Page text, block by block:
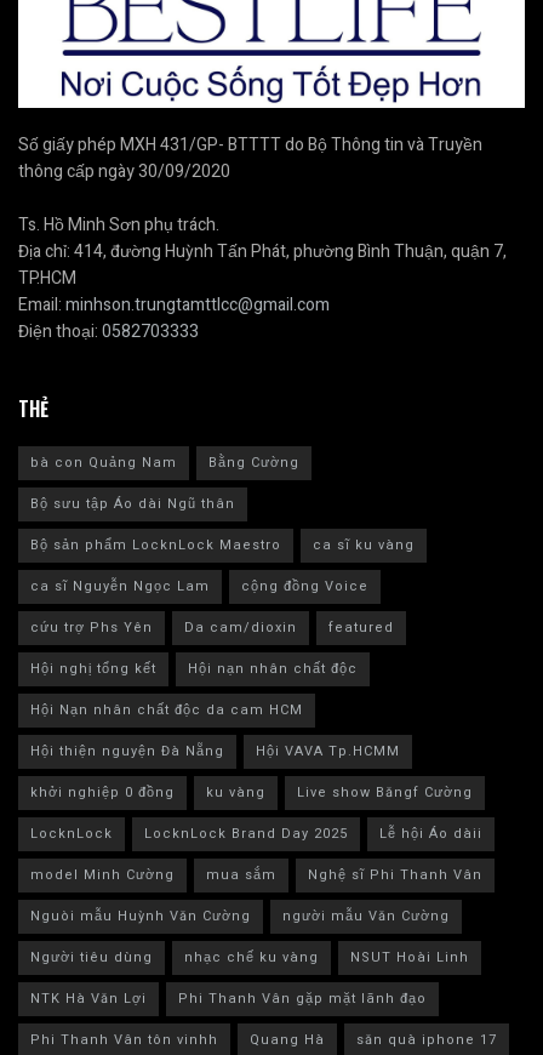
Số giấy phép MXH 431/GP- BTTTT do Bộ Thông tin và Truyền
thông cấp ngày 30/09/2020
Ts. Hồ Minh Sơn phụ trách.
Địa chỉ: 414, đường Huỳnh Tấn Phát, phường Bình Thuận, quận 7,
TP.HCM
Email:minhson.trungtamttlcc@gmail.com
Điện thoại:0582703333
THẺ
bà con Quảng Nam
Bằng Cường
Bộ sưu tập Áo dài Ngũ thân
Bộ sản phẩm LocknLock Maestro
ca sĩ ku vàng
ca sĩ Nguyễn Ngọc Lam
cộng đồng Voice
cứu trợ Phs Yên
Da cam/dioxin
featured
Hội nghị tổng kết
Hội nạn nhân chất độc
Hội Nạn nhân chất độc da cam HCM
Hội thiện nguyện Đà Nẵng
Hội VAVA Tp.HCMM
khởi nghiệp 0 đồng
ku vàng
Live show Băngf Cường
LocknLock
LocknLock Brand Day 2025
Lễ hội Áo dàii
model Minh Cường
mua sắm
Nghệ sĩ Phi Thanh Vân
Nguòi mẫu Huỳnh Văn Cường
người mẫu Văn Cường
Người tiêu dùng
nhạc chế ku vàng
NSUT Hoài Linh
NTK Hà Văn Lợi
Phi Thanh Vân gặp mặt lãnh đạo
Phi Thanh Vân tôn vinhh
Quang Hà săn quà iphone 17